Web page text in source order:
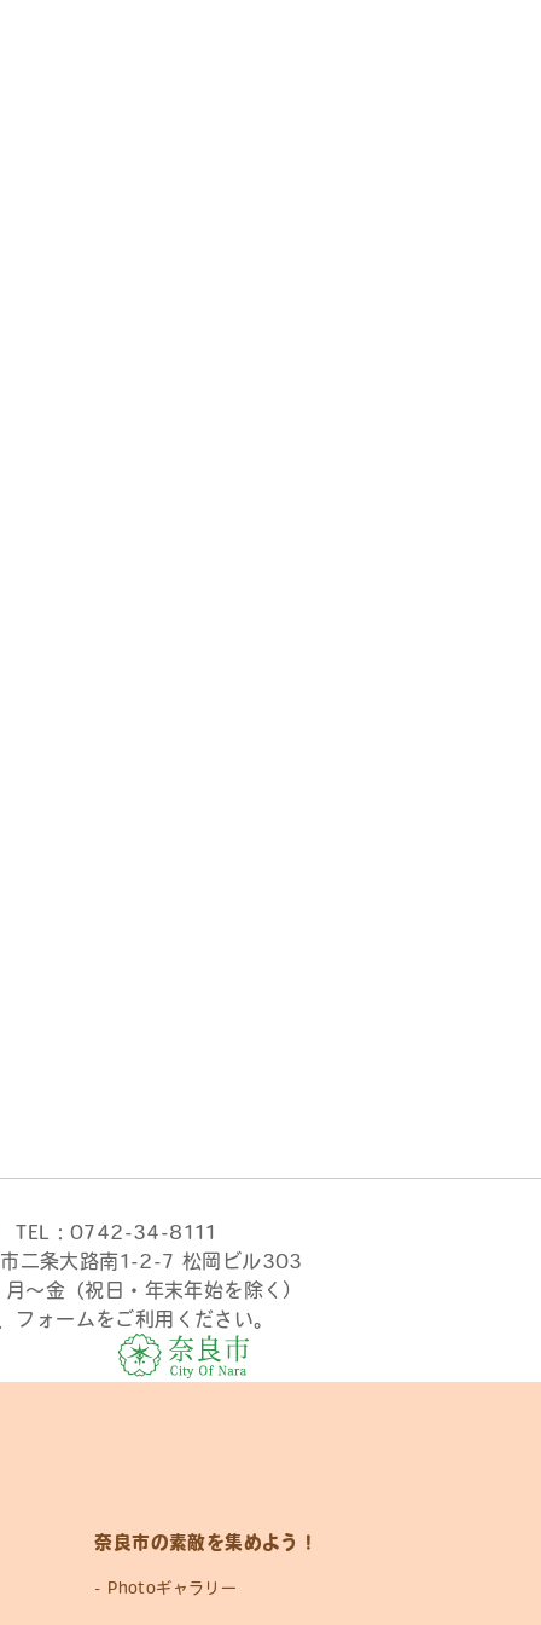
TEL：0742-34-8111
二条大路南1-2-7 松岡ビル303
〜金（祝日・年末年始を除く）
フォームをご利用ください。
奈良市の素敵を集めよう！
Photoギャラリー